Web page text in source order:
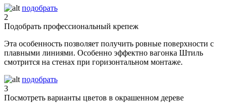
подобрать
2
Подобрать профессиональный крепеж
Эта особенность позволяет получить ровные поверхности с
плавными линиями. Особенно эффектно вагонка Штиль
смотрится на стенах при горизонтальном монтаже.
подобрать
3
Посмотреть варианты цветов в окрашенном дереве